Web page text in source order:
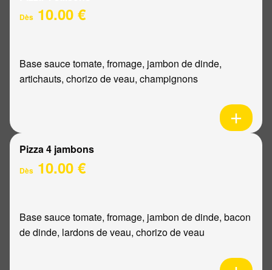
Dès 10.00 €
Base sauce tomate, fromage, jambon de dinde,
artichauts, chorizo de veau, champignons
Pizza 4 jambons
Dès 10.00 €
Base sauce tomate, fromage, jambon de dinde, bacon
de dinde, lardons de veau, chorizo de veau